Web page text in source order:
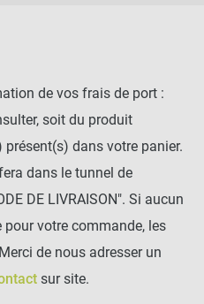
de vos frais de port :
soit du produit
dans votre panier.
dans le tunnel de
DE LIVRAISON". Si aucun
votre commande, les
de nous adresser un
sur site.